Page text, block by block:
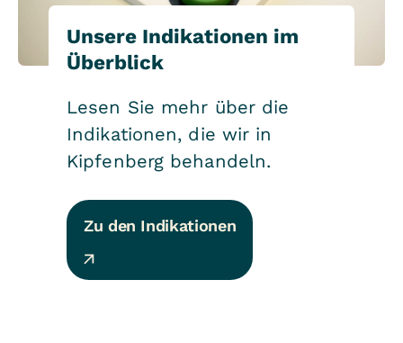
Unsere Indikationen im
Überblick
Lesen Sie mehr über die
Indikationen, die wir in
Kipfenberg behandeln.
Zu den Indikationen